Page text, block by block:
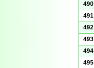
490
491
492
493
494
495